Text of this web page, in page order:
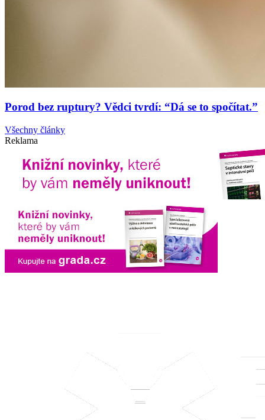
Porod bez ruptury? Vědci tvrdí: “Dá se to spočítat.”
Všechny články
Reklama